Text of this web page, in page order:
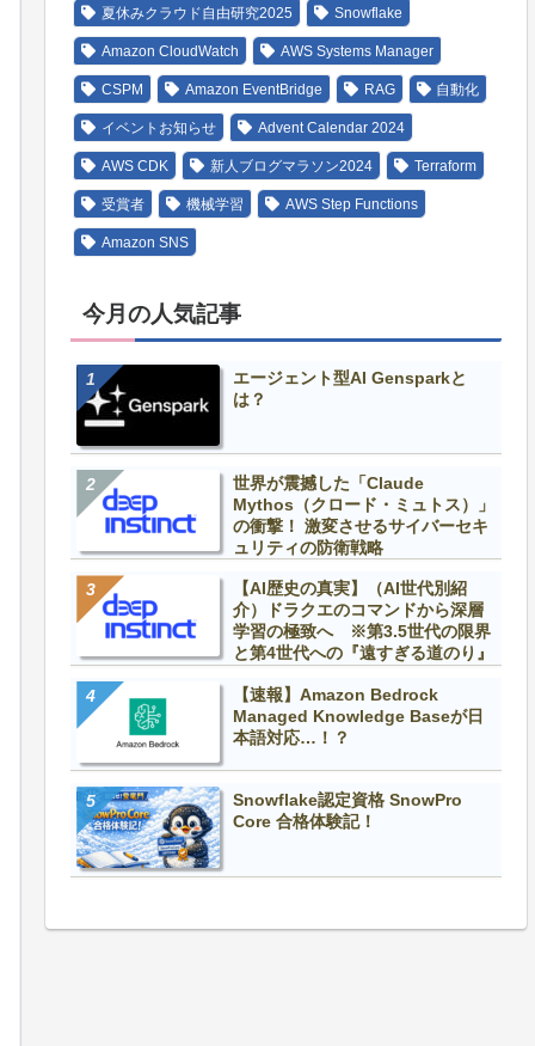
夏休みクラウド自由研究2025 Snowflake
Amazon CloudWatch AWS Systems Manager
CSPM Amazon EventBridge RAG 自動化
イベントお知らせ Advent Calendar 2024
AWS CDK 新人ブログマラソン2024 Terraform
受賞者 機械学習 AWS Step Functions
Amazon SNS
今月の人気記事
エージェント型AI Gensparkと
は？
世界が震撼した「Claude
Mythos（クロード・ミュトス）」
の衝撃！ 激変させるサイバーセキ
ュリティの防衛戦略
【AI歴史の真実】（AI世代別紹
介）ドラクエのコマンドから深層
学習の極致へ ※第3.5世代の限界
と第4世代への『遠すぎる道のり』
【速報】Amazon Bedrock
Managed Knowledge Baseが日
本語対応…！？
Snowflake認定資格 SnowPro
Core 合格体験記！